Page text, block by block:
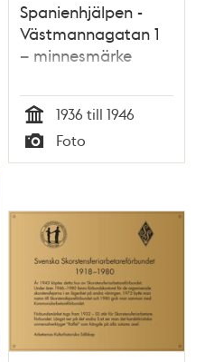
Spanienhjälpen -
Västmannagatan 1
– minnesmärke
Tid
1936 till 1946
Typ
Foto